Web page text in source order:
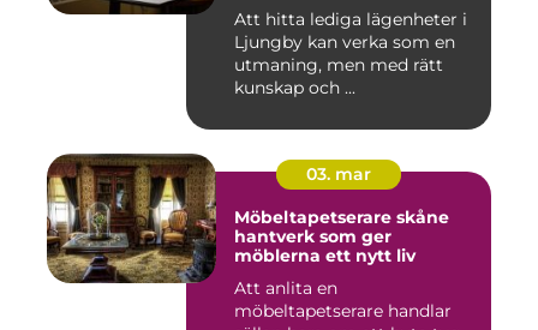
Att hitta lediga lägenheter i
Ljungby kan verka som en
utmaning, men med rätt
kunskap och ...
03. mar
Möbeltapetserare skåne
hantverk som ger
möblerna ett nytt liv
Att anlita en
möbeltapetserare handlar